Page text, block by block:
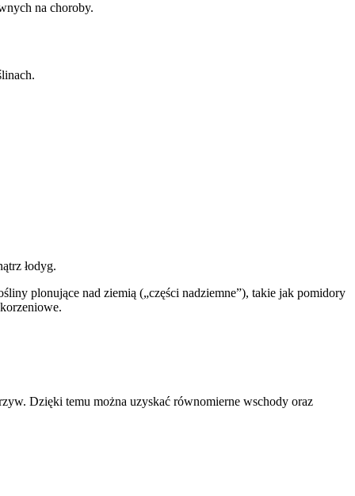
na choroby.
łodyg.
plonujące nad ziemią („części nadziemne”), takie jak pomidory
Dzięki temu można uzyskać równomierne wschody oraz